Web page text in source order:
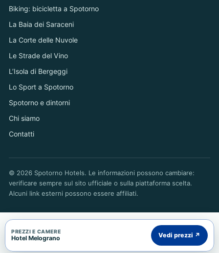
PREZZI E CAMERE
Hotel Melograno Vedi prezzi ↗
Biking: bicicletta a Spotorno
La Baia dei Saraceni
La Corte delle Nuvole
Le Strade del Vino
L’Isola di Bergeggi
Lo Sport a Spotorno
Spotorno e dintorni
Chi siamo
Contatti
© 2026 Spotorno Hotels. Le informazioni possono cambiare:
verificare sempre sul sito ufficiale o sulla piattaforma scelta.
Alcuni link esterni possono essere affiliati.